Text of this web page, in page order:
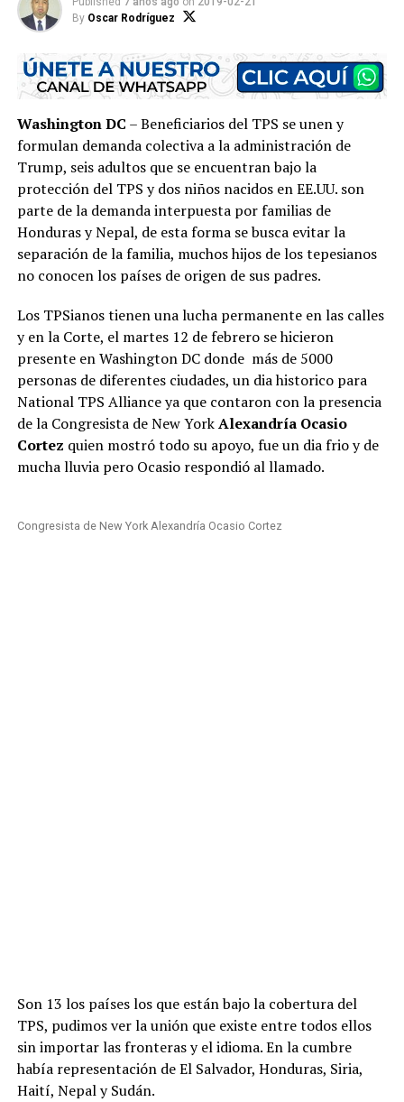
By Oscar Rodríguez
Washington DC – Beneficiarios del TPS se unen y
formulan demanda colectiva a la administración de
Trump, seis adultos que se encuentran bajo la
protección del TPS y dos niños nacidos en EE.UU. son
parte de la demanda interpuesta por familias de
Honduras y Nepal, de esta forma se busca evitar la
separación de la familia, muchos hijos de los tepesianos
no conocen los países de origen de sus padres.
Los TPSianos tienen una lucha permanente en las calles
y en la Corte, el martes 12 de febrero se hicieron
presente en Washington DC donde más de 5000
personas de diferentes ciudades, un dia historico para
National TPS Alliance ya que contaron con la presencia
de la Congresista de New YorkAlexandría Ocasio
Cortez quien mostró todo su apoyo, fue un dia frio y de
mucha lluvia pero Ocasio respondió al llamado.
Congresista de New York Alexandría Ocasio Cortez
Son 13 los países los que están bajo la cobertura del
TPS, pudimos ver la unión que existe entre todos ellos
sin importar las fronteras y el idioma. En la cumbre
había representación de El Salvador, Honduras, Siria,
Haití, Nepal y Sudán.